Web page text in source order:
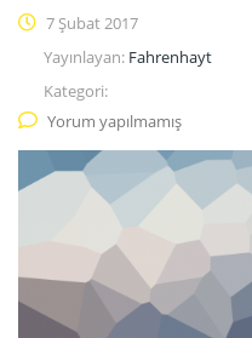
7 Şubat 2017
Yayınlayan: Fahrenhayt
Kategori:
Yorum yapılmamış